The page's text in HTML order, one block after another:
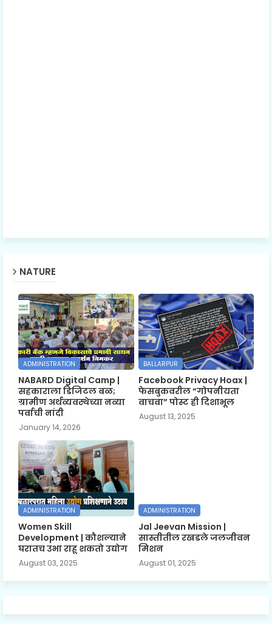
NATURE
ADMINISTRATION
NABARD Digital Camp |
सहकाराला डिजिटल बळ;
ग्रामीण अर्थव्यवस्थेच्या नव्या
पर्वाची नांदी
January 14, 2026
BALLARPUR
Facebook Privacy Hoax |
फेसबुकवरील “गोपनीयता
वाचवा” पोस्ट ही दिशाभूल
August 13, 2025
ADMINISTRATION
Women Skill
Development | कौशल्याने
घरातच उभा राहू शकतो उद्योग
August 03, 2025
ADMINISTRATION
Jal Jeevan Mission |
सास्तीतील रखडले जलजीवन
मिशन
August 01, 2025